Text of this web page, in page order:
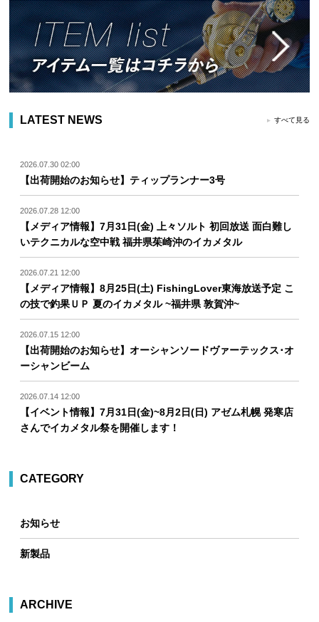
LATEST NEWS すべて見る
2026.07.30 02:00
【出荷開始のお知らせ】ティップランナー3号
2026.07.28 12:00
【メディア情報】7月31日(金) 上々ソルト 初回放送 面白難し
いテクニカルな空中戦 福井県茱崎沖のイカメタル
2026.07.21 12:00
【メディア情報】8月25日(土) FishingLover東海放送予定 こ
の技で釣果ＵＰ 夏のイカメタル ~福井県 敦賀沖~
2026.07.15 12:00
【出荷開始のお知らせ】オーシャンソードヴァーテックス･オ
ーシャンビーム
2026.07.14 12:00
【イベント情報】7月31日(金)~8月2日(日) アゼム札幌 発寒店
さんでイカメタル祭を開催します！
CATEGORY
お知らせ
新製品
ARCHIVE